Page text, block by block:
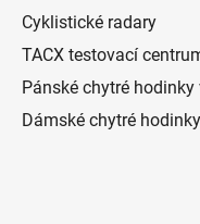
Cyklistické radary
TACX testovací
Pánské chytré hodinky
Dámské chytré